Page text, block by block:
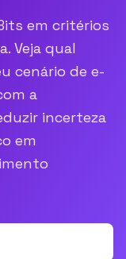
em critérios
Veja qual
cenário de e-
a
incerteza
em